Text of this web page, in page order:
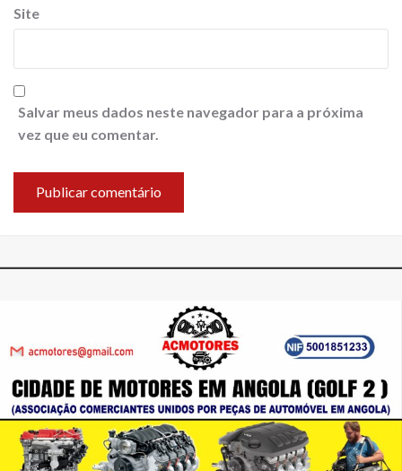
Site
Salvar meus dados neste navegador para a próxima
vez que eu comentar.